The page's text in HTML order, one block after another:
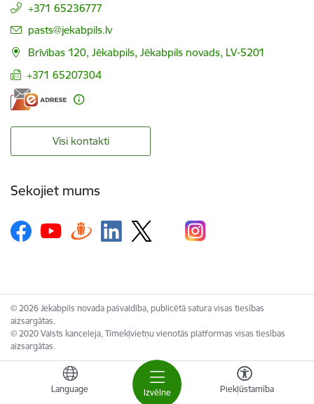
Izvēlne
Language Piekļūstamība
+371 65236777
E-pasts:
pasts@jekabpils.lv
Brīvības 120, Jēkabpils, Jēkabpils novads, LV-5201
+371 65207304
Visi kontakti
Sekojiet mums
© 2026 Jekabpils novada pašvaldība, publicētā satura visas tiesības
aizsargātas.
© 2020 Valsts kanceleja, Tīmekļvietņu vienotās platformas visas tiesības
aizsargātas.